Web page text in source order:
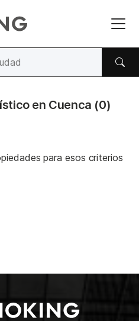
en Cuenca (0)
para esos criterios